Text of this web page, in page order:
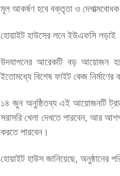
মূল আকর্ষণ হবে বক্তৃতা ও
হোয়াইট হাউসের লনে ইউএফসি লড়াই
উদযাপনের আরেকটি বড় আয়োজন
ইতোমধ্যে বিশেষ ফাইট কেজ নির্মাণের
১৪ জুন অনুষ্ঠিতব্য এই আয়োজনটি
সরাসরি খেলা দেখতে পারবেন, আর
করতে পারবেন।
হোয়াইট হাউস জানিয়েছে,